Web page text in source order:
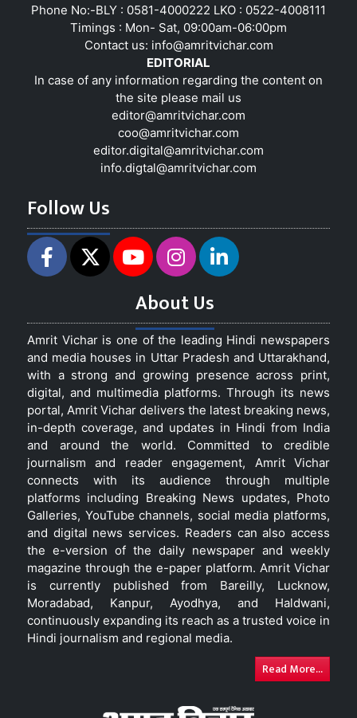
Phone No:-BLY : 0581-4000222 LKO : 0522-4008111
Timings : Mon- Sat, 09:00am-06:00pm
Contact us: info@amritvichar.com
EDITORIAL
In case of any information regarding the content on
the site please mail us
editor@amritvichar.com
coo@amritvichar.com
editor.digital@amritvichar.com
info.digtal@amritvichar.com
Follow Us
About Us
Amrit Vichar is one of the leading Hindi newspapers
and media houses in Uttar Pradesh and Uttarakhand,
with a strong and growing presence across print,
digital, and multimedia platforms. Through its news
portal, Amrit Vichar delivers the latest breaking news,
in-depth coverage, and updates in Hindi from India
and around the world. Committed to credible
journalism and reader engagement, Amrit Vichar
connects with its audience through multiple
platforms including Breaking News updates, Photo
Galleries, YouTube channels, social media platforms,
and digital news services. Readers can also access
the e-version of the daily newspaper and weekly
magazine through the e-paper platform. Amrit Vichar
is currently published from Bareilly, Lucknow,
Moradabad, Kanpur, Ayodhya, and Haldwani,
continuously expanding its reach as a trusted voice in
Hindi journalism and regional media.
Read More...